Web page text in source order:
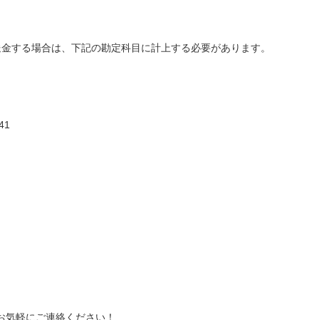
する場合は、下記の勘定科目に計上する必要があります。
軽にご連絡ください！